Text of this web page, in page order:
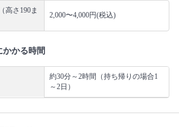
高さ190ま
2,000〜4,000円(税込)
かかる時間
約30分～2時間（持ち帰りの場合1
～2日）